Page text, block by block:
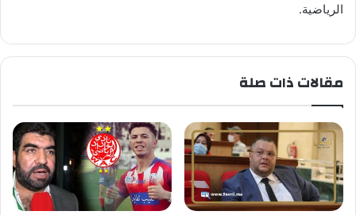
الرياضية.
مقالات ذات صلة